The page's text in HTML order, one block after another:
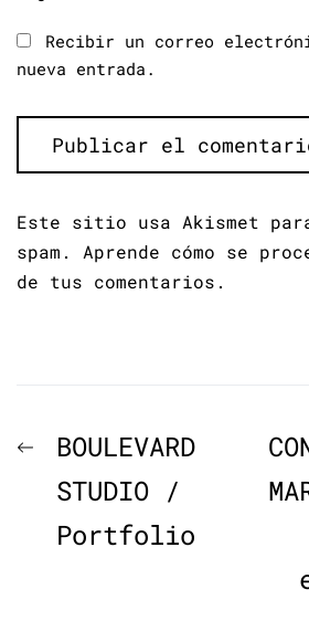
Recibir un correo
nueva entrada.
Este sitio usa Akismet
spam. Aprende cómo se
de tus comentarios.
de
entradas
Previous
post:
BOULEVARD
STUDIO /
Portfolio